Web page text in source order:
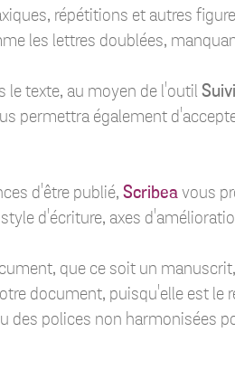
répétitions et autres
les lettres doublées,
texte, au moyen de l'outil
permettra également
d'être publié, Scribea vous
d'écriture, axes
que ce soit un
document, puisqu'elle est le
des polices non harmonisées